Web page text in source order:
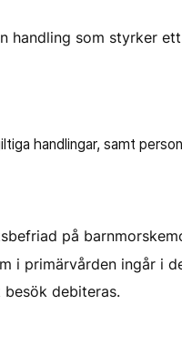
handling som styrker
handlingar, samt
på
i primärvården ingår i
debiteras.